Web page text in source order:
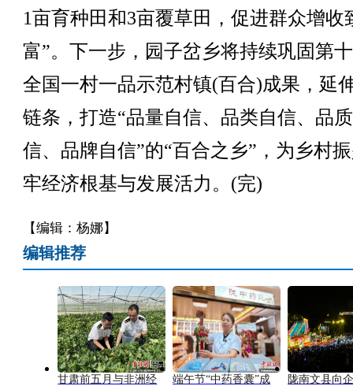
1亩育种田和3亩覆草田，促进群众增收
富”。下一步，园子岔乡将持续巩固第
全国一村一品示范村镇(百合)成果，延
链条，打造“品量自信、品类自信、品
信、品牌自信”的“百合之乡”，为乡村
牢经济根基与发展活力。(完)
【编辑：杨娜】
编辑推荐
甘肃前五月与非洲经
端午节“中药香囊”成
陇南文县向